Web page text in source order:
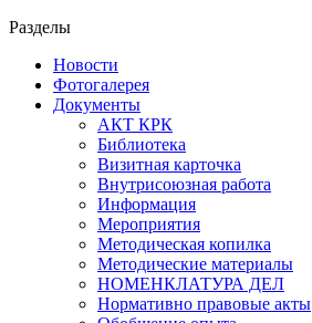
Разделы
Новости
Фотогалерея
Документы
АКТ КРК
Библиотека
Визитная карточка
Внутрисоюзная работа
Информация
Мероприятия
Методическая копилка
Методические материалы
НОМЕНКЛАТУРА ДЕЛ
Нормативно правовые акты